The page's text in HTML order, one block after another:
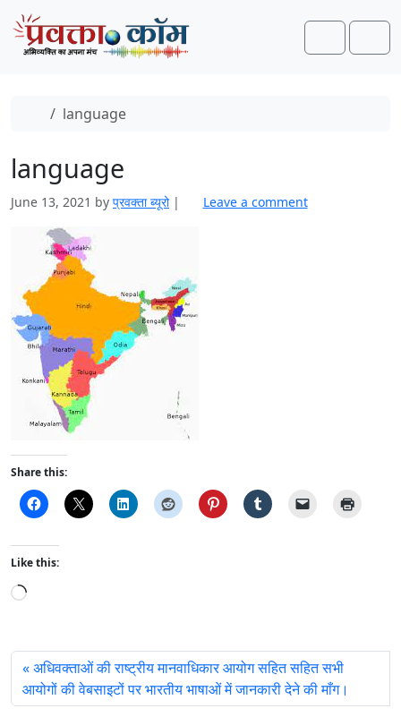
Skip to content
Skip to footer
Search
Home
language
language
June 13, 2021 by प्रवक्‍ता ब्यूरो | Leave a comment
Share this:
Like this:
L
d
i
n
अधिवक्ताओं की राष्ट्रीय मानवाधिकार आयोग सहित सहित सभी
आयोगों की वेबसाइटों पर भारतीय भाषाओं में जानकारी देने की माँग।